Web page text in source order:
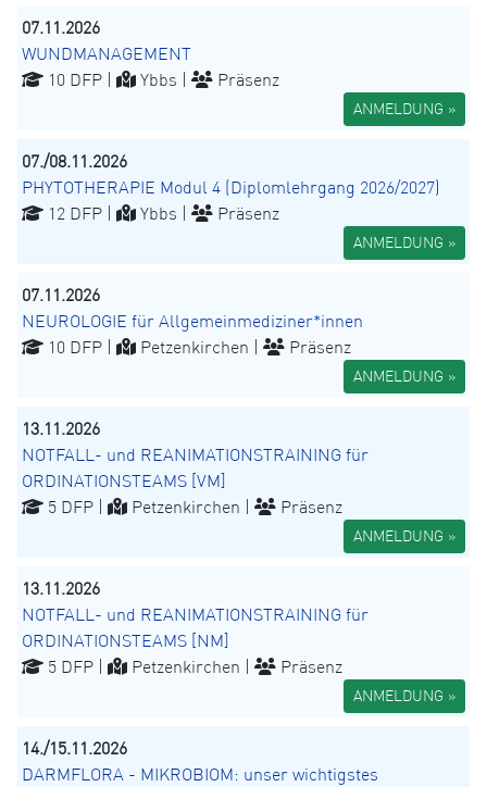
07.11.2026
WUNDMANAGEMENT
10 DFP |
Ybbs | Präsenz
ANMELDUNG »
07./08.11.2026
PHYTOTHERAPIE Modul 4 (Diplomlehrgang 2026/2027)
12 DFP |
Ybbs | Präsenz
ANMELDUNG »
07.11.2026
NEUROLOGIE für Allgemeinmediziner*innen
10 DFP |
Petzenkirchen | Präsenz
ANMELDUNG »
13.11.2026
NOTFALL- und REANIMATIONSTRAINING für
ORDINATIONSTEAMS [VM]
5 DFP |
Petzenkirchen | Präsenz
ANMELDUNG »
13.11.2026
NOTFALL- und REANIMATIONSTRAINING für
ORDINATIONSTEAMS [NM]
5 DFP |
Petzenkirchen | Präsenz
ANMELDUNG »
14./15.11.2026
DARMFLORA - MIKROBIOM: unser wichtigstes